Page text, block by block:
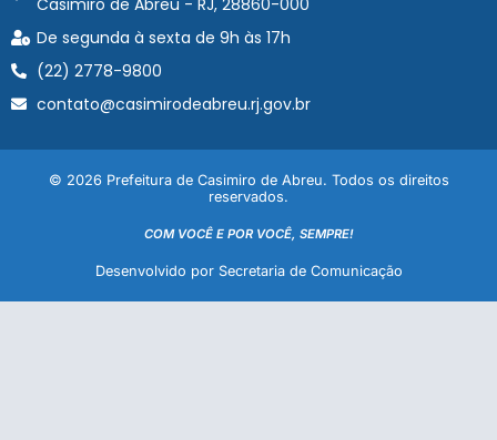
De segunda à sexta de 9h às 17h
(22) 2778-9800
contato@casimirodeabreu.rj.gov.br
© 2026 Prefeitura de Casimiro de Abreu. Todos os direitos
reservados.
COM VOCÊ E POR VOCÊ, SEMPRE!
Desenvolvido por Secretaria de Comunicação